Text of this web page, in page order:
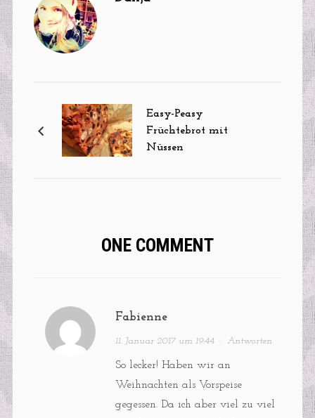
Easy-Peasy
Früchtebrot mit
Nüssen
ONE COMMENT
Fabienne
11. Januar 2017 um 19:44· Antworten
So lecker! Haben wir an
Weihnachten als Vorspeise
gegessen. Da ich aber viel zu viel